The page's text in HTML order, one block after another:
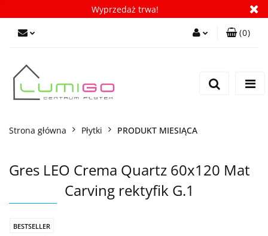
Wyprzedaż trwa!
(0)
Strona główna Płytki PRODUKT MIESIĄCA
Gres LEO Crema Quartz 60x120 Mat
Carving rektyfik G.1
BESTSELLER